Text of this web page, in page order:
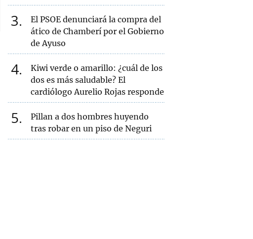
3
El PSOE denunciará la compra del
ático de Chamberí por el Gobierno
de Ayuso
4
Kiwi verde o amarillo: ¿cuál de los
dos es más saludable? El
cardiólogo Aurelio Rojas responde
5
Pillan a dos hombres huyendo
tras robar en un piso de Neguri